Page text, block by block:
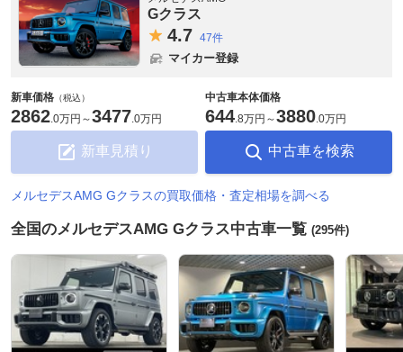
Gクラス
4.7 47件
マイカー登録
新車価格 （税込）
2862.0万円 ～3477.0万円
新車見積り
中古車本体価格
644.8万円 ～3880.0万円
中古車を検索
メルセデスAMG Gクラスの買取価格・査定相場を調べる
全国のメルセデスAMG Gクラス中古車一覧 (295件)